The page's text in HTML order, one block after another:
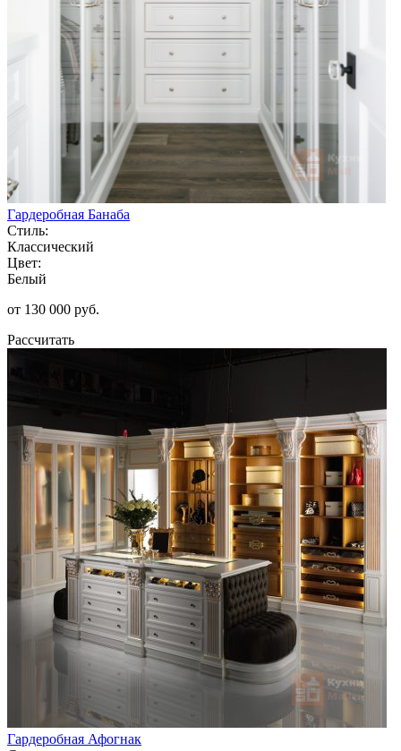
Гардеробная Банаба
Стиль:
Классический
Цвет:
Белый
от 130 000 руб.
Рассчитать
Гардеробная Афогнак